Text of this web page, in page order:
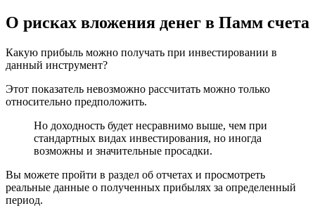
О рисках вложения денег в Памм счета
Какую прибыль можно получать при инвестировании в
данный инструмент?
Этот показатель невозможно рассчитать можно только
относительно предположить.
Но доходность будет несравнимо выше, чем при
стандартных видах инвестирования, но иногда
возможны и значительные просадки.
Вы можете пройти в раздел об отчетах и просмотреть
реальные данные о полученных прибылях за определенный
период.